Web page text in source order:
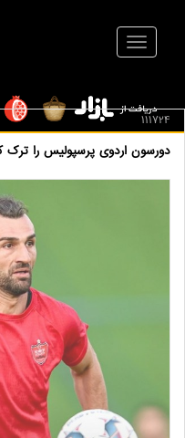
111724
دورسون اردوی پرسپولیس را ترک